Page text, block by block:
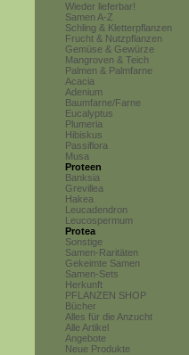
Wieder lieferbar!
Samen A-Z
Schling & Kletterpflanzen
Frucht & Nutzpflanzen
Gemüse & Gewürze
Mangroven & Teich
Palmen & Palmfarne
Acacia
Adenium
Baumfarne/Farne
Eucalyptus
Plumeria
Hibiskus
Passiflora
Musa
Proteen
Banksia
Grevillea
Hakea
Leucadendron
Leucospermum
Protea
Sonstige
Samen-Raritäten
Gekeimte Samen
Samen-Sets
Herkunft
PFLANZEN SHOP
Bücher
Alles für die Anzucht
Alle Artikel
Angebote
Neue Produkte